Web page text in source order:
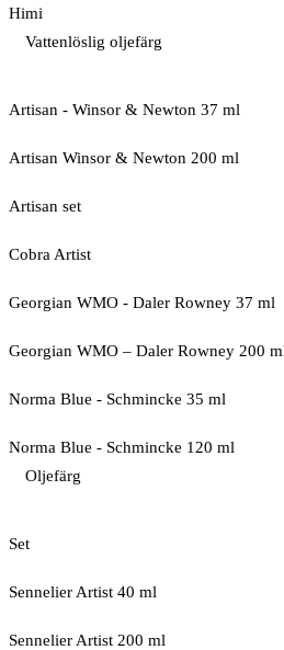
Himi
Vattenlöslig oljefärg
Artisan - Winsor & Newton 37 ml
Artisan Winsor & Newton 200 ml
Artisan set
Cobra Artist
Georgian WMO - Daler Rowney 37 ml
Georgian WMO – Daler Rowney 200
Norma Blue - Schmincke 35 ml
Norma Blue - Schmincke 120 ml
Oljefärg
Set
Sennelier Artist 40 ml
Sennelier Artist 200 ml